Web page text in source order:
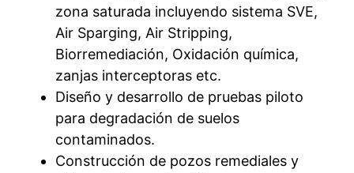
zona saturada incluyendo sistema SVE,
Air Sparging, Air Stripping,
Biorremediación, Oxidación química,
zanjas interceptoras etc.
Diseño y desarrollo de pruebas piloto
para degradación de suelos
contaminados.
Construcción de pozos remediales y